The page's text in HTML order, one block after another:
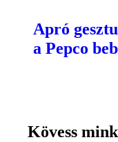
Apró
a Pepco
Kövess